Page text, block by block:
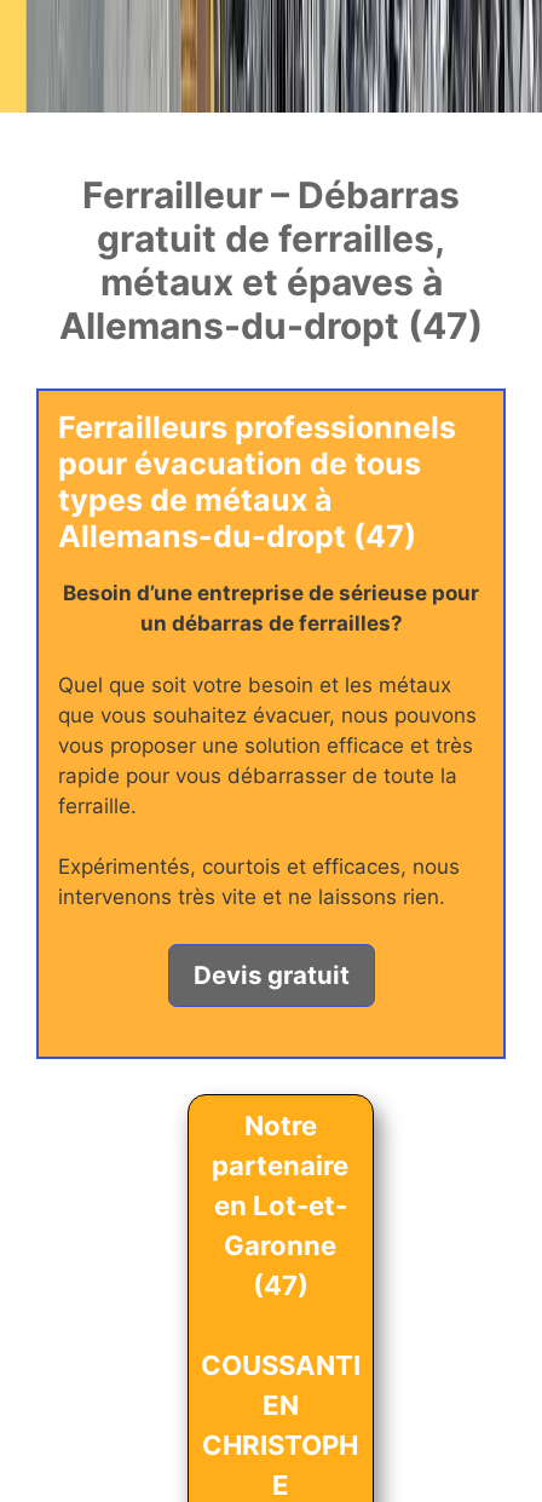
Ferrailleur – Débarras
gratuit de ferrailles,
métaux et épaves à
Allemans-du-dropt (47)
Ferrailleurs professionnels
pour évacuation de tous
types de métaux à
Allemans-du-dropt (47)
Besoin d’une entreprise de sérieuse pour
un débarras de ferrailles?
Quel que soit votre besoin et les métaux
que vous souhaitez évacuer, nous pouvons
vous proposer une solution efficace et très
rapide pour vous débarrasser de toute la
ferraille.
Expérimentés, courtois et efficaces, nous
intervenons très vite et ne laissons rien.
Devis gratuit
Notre
partenaire
en Lot-et-
Garonne
(47)
COUSSANTI
EN
CHRISTOPH
E